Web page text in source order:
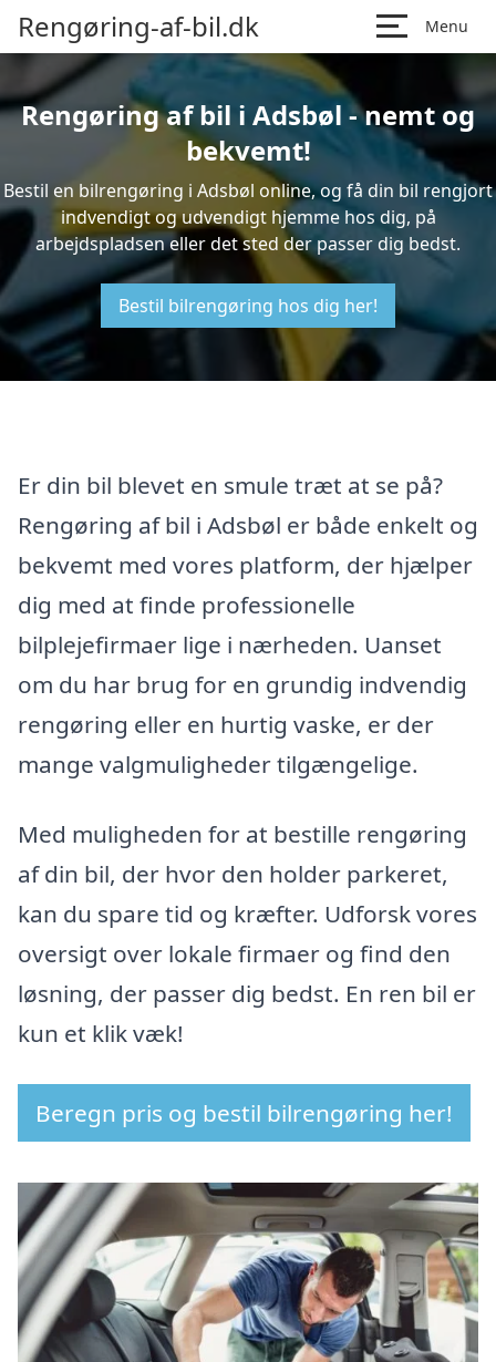
Rengøring-af-bil.dk Menu
Rengøring af bil i Adsbøl - nemt og
bekvemt!
Bestil en bilrengøring i Adsbøl online, og få din bil rengjort
indvendigt og udvendigt hjemme hos dig, på
arbejdspladsen eller det sted der passer dig bedst.
Bestil bilrengøring hos dig her!
Er din bil blevet en smule træt at se på?
Rengøring af bil i Adsbøl er både enkelt og
bekvemt med vores platform, der hjælper
dig med at finde professionelle
bilplejefirmaer lige i nærheden. Uanset
om du har brug for en grundig indvendig
rengøring eller en hurtig vaske, er der
mange valgmuligheder tilgængelige.
Med muligheden for at bestille rengøring
af din bil, der hvor den holder parkeret,
kan du spare tid og kræfter. Udforsk vores
oversigt over lokale firmaer og find den
løsning, der passer dig bedst. En ren bil er
kun et klik væk!
Beregn pris og bestil bilrengøring her!